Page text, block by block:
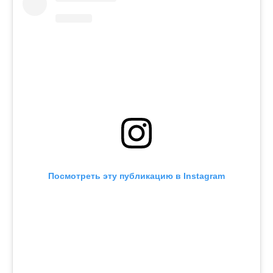
Посмотреть эту публикацию в Instagram